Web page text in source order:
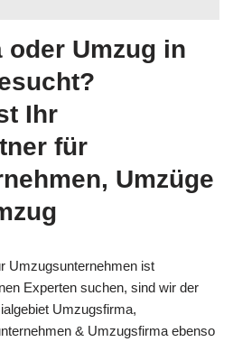
oder Umzug in
Ihr
für
Umzüge
Umzugsunternehmen ist
Experten suchen, sind wir der
Umzugsfirma,
& Umzugsfirma ebenso